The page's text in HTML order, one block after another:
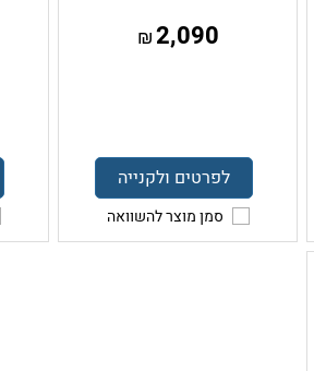
2,090
₪
לפרטים ולקנייה
סמן מוצר להשוואה